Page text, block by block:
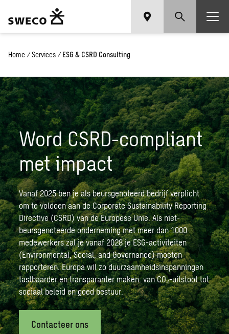
Home / Services / ESG & CSRD Consulting
Word CSRD-compliant
met impact
Vanaf 2025 ben je als beursgenoteerd bedrijf verplicht
om te voldoen aan de Corporate Sustainability Reporting
Directive (CSRD) van de Europese Unie. Als niet-
beursgenoteerde onderneming met meer dan 1000
medewerkers zal je vanaf 2028 je ESG-activiteiten
(Environmental, Social, and Governance) moeten
rapporteren. Europa wil zo duurzaamheidsinspanningen
tastbaarder en transparanter maken: van CO₂-uitstoot tot
sociaal beleid en goed bestuur.
Contacteer ons